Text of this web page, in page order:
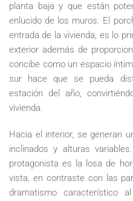
planta baja y que están
enlucido de los muros. El
entrada de la vivienda, es lo
exterior además de
concibe como un espacio
sur hace que se pueda
estación del año,
vivienda.
Hacia el interior, se generan
inclinados y alturas
protagonista es la losa de
vista, en contraste con las
dramatismo característico